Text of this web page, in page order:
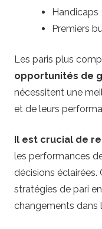
Handicaps
Premiers
Les paris plus
opportunités de
nécessitent une
et de leurs
Il est crucial de
les performances
décisions éclairées.
stratégies de pari
changements dans